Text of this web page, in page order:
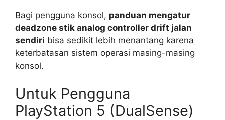
Bagi pengguna konsol, panduan mengatur
deadzone stik analog controller drift jalan
sendiri bisa sedikit lebih menantang karena
keterbatasan sistem operasi masing-masing
konsol.
Untuk Pengguna
PlayStation 5 (DualSense)